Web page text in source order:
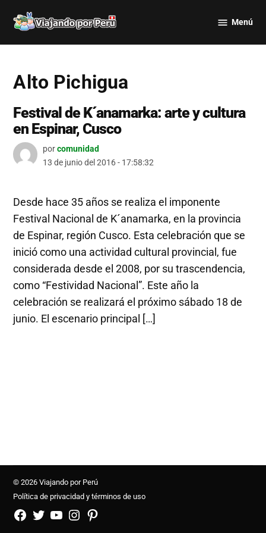
por Perú
Menú
Alto Pichigua
Festival de K´anamarka: arte y cultura
en Espinar, Cusco
porcomunidad
13 de junio del 2016 - 17:58:32
Desde hace 35 años se realiza el imponente
Festival Nacional de K´anamarka, en la provincia
de Espinar, región Cusco. Esta celebración que se
inició como una actividad cultural provincial, fue
considerada desde el 2008, por su trascendencia,
como “Festividad Nacional”. Este año la
celebración se realizará el próximo sábado 18 de
junio. El escenario principal […]
© 2026 Viajando por Perú
Política de privacidad y términos de uso
FB
TW YouTubeInstagramPinterest